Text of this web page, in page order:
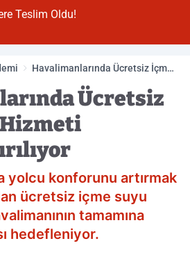
Oldu!
Havalimanlarında Ücretsiz İçme
Ücretsiz
yolcu konforunu artırmak
ücretsiz içme suyu
tamamına
hedefleniyor.